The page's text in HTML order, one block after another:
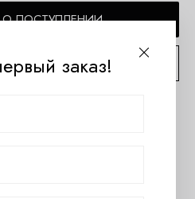
ПОСТУПЛЕНИИ
ПО TELEGRAM
слип с низкой посадкой и
заказ!